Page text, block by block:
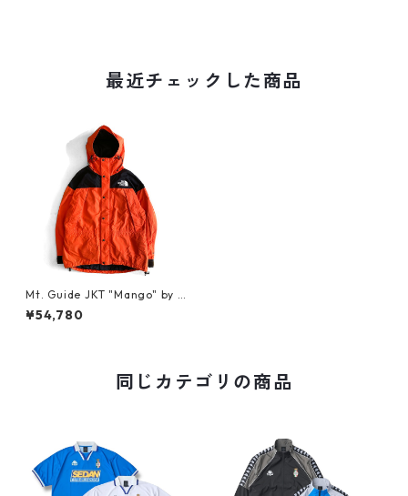
最近チェックした商品
Mt. Guide JKT "Mango" by T
HE NORTH FACE
¥54,780
同じカテゴリの商品